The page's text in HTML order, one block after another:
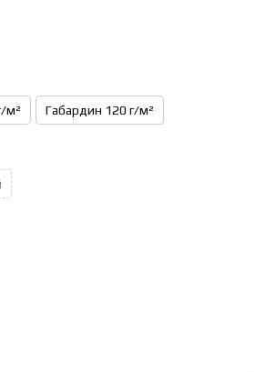
м² Габардин 120 г/м²